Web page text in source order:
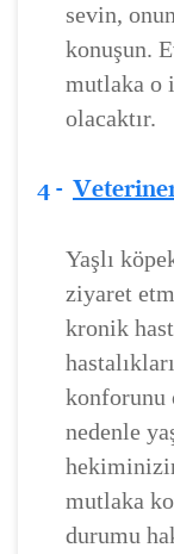
sevin,
konuşun.
mutlaka o
olacaktır.
4 -
Yaşlı
ziyaret
kronik
konforunu
nedenle
mutlaka
durumu